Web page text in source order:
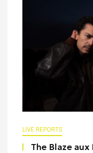
LIVE REPORTS
The Blaze